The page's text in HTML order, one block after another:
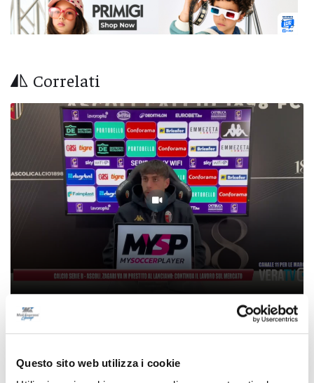
Questo sito web utilizza i cookie
Correlati
Calcio Serie B - Ascoli, Zagari va in prestito al
Lanciano: continua il lavoro sul mercato
06/08/2026